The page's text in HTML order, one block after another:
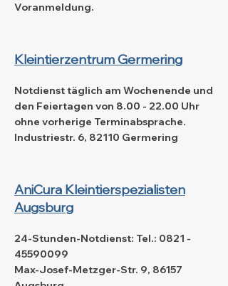
Voranmeldung.
Kleintierzentrum Germering
Notdienst täglich am Wochenende und
den Feiertagen von 8.00 - 22.00 Uhr
ohne vorherige Terminabsprache.
Industriestr. 6, 82110 Germering
AniCura Kleintierspezialisten
Augsburg
24-Stunden-Notdienst: Tel.: 0821 -
45590099
Max-Josef-Metzger-Str. 9, 86157